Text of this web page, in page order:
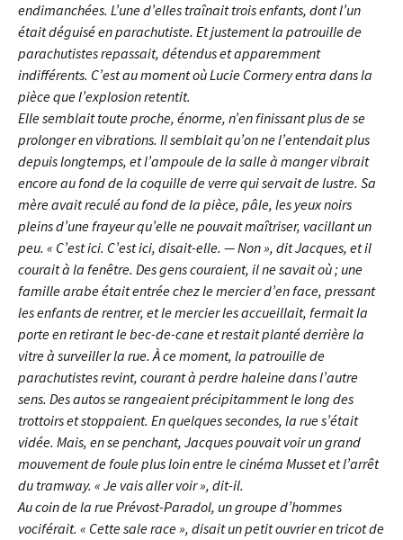
endimanchées. L’une d’elles traînait trois enfants, dont l’un
était déguisé en parachutiste. Et justement la patrouille de
parachutistes repassait, détendus et apparemment
indifférents. C’est au moment où Lucie Cormery entra dans la
pièce que l’explosion retentit.
Elle semblait toute proche, énorme, n’en finissant plus de se
prolonger en vibrations. Il semblait qu’on ne l’entendait plus
depuis longtemps, et l’ampoule de la salle à manger vibrait
encore au fond de la coquille de verre qui servait de lustre. Sa
mère avait reculé au fond de la pièce, pâle, les yeux noirs
pleins d’une frayeur qu’elle ne pouvait maîtriser, vacillant un
peu. « C’est ici. C’est ici, disait-elle. — Non », dit Jacques, et il
courait à la fenêtre. Des gens couraient, il ne savait où ; une
famille arabe était entrée chez le mercier d’en face, pressant
les enfants de rentrer, et le mercier les accueillait, fermait la
porte en retirant le bec-de-cane et restait planté derrière la
vitre à surveiller la rue. À ce moment, la patrouille de
parachutistes revint, courant à perdre haleine dans l’autre
sens. Des autos se rangeaient précipitamment le long des
trottoirs et stoppaient. En quelques secondes, la rue s’était
vidée. Mais, en se penchant, Jacques pouvait voir un grand
mouvement de foule plus loin entre le cinéma Musset et l’arrêt
du tramway. « Je vais aller voir », dit-il.
Au coin de la rue Prévost-Paradol, un groupe d’hommes
vociférait. « Cette sale race », disait un petit ouvrier en tricot de